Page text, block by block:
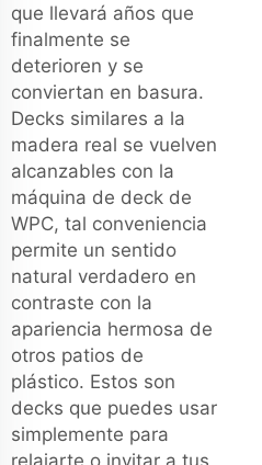
que llevará años que
finalmente se
deterioren y se
conviertan en basura.
Decks similares a la
madera real se vuelven
alcanzables con la
máquina de deck de
WPC, tal conveniencia
permite un sentido
natural verdadero en
contraste con la
apariencia hermosa de
otros patios de
plástico. Estos son
decks que puedes usar
simplemente para